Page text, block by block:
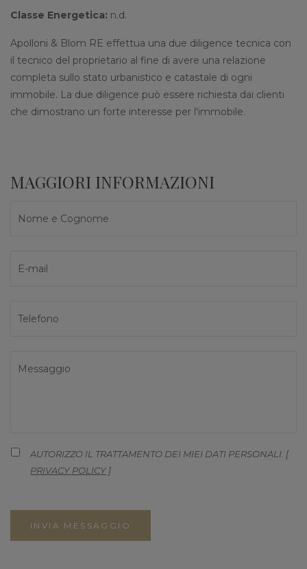
Classe Energetica: n.d.
Apolloni & Blom RE effettua una due diligence tecnica con
il tecnico del proprietario al fine di avere una relazione
completa sullo stato urbanistico e catastale di ogni
immobile. La due diligence può essere richiesta dai clienti
che dimostrano un forte interesse per l'immobile.
MAGGIORI INFORMAZIONI
AUTORIZZO IL TRATTAMENTO DEI MIEI DATI PERSONALI. [
PRIVACY POLICY ]
INVIA MESSAGGIO